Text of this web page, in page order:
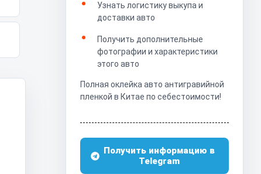
Узнать логистику выкупа и
доставки авто
Получить дополнительные
фотографии и характеристики
этого авто
Полная оклейка авто антигравийной
пленкой в Китае по себестоимости!
Получить информацию в
Telegram